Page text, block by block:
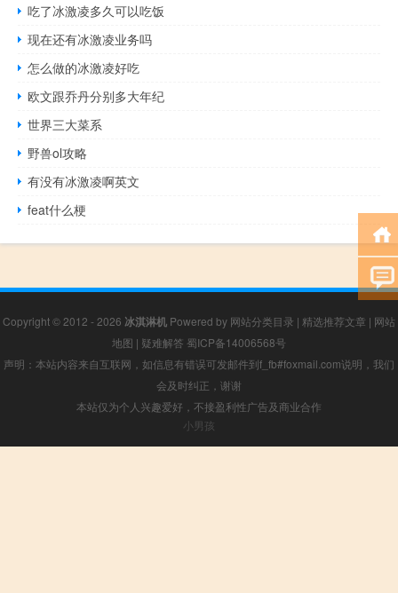
吃了冰激凌多久可以吃饭
现在还有冰激凌业务吗
怎么做的冰激凌好吃
欧文跟乔丹分别多大年纪
世界三大菜系
野兽ol攻略
有没有冰激凌啊英文
feat什么梗
Copyright © 2012 - 2026 冰淇淋机 Powered by 网站分类目录 | 精选推荐文章 | 网站
地图 | 疑难解答 蜀ICP备14006568号
声明：本站内容来自互联网，如信息有错误可发邮件到f_fb#foxmail.com说明，我们
会及时纠正，谢谢
本站仅为个人兴趣爱好，不接盈利性广告及商业合作
小男孩